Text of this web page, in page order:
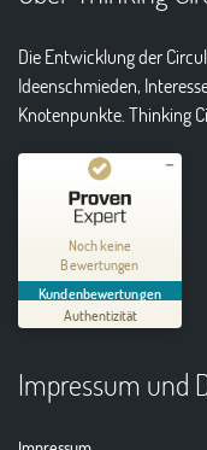
Die Entwicklung der
Ideenschmieden,
Knotenpunkte. Thinking
Noch keine
Bewertungen
Kundenbewertungen
Authentizität
Kundenbewertungen
Thinking Circular®
MANGELHAFT
Erfahren Sie mehr über
Impressum und